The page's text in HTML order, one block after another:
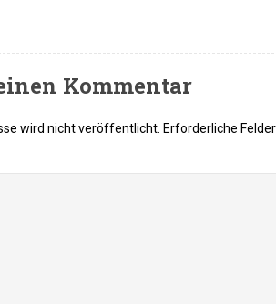
Kommentar
wird nicht veröffentlicht. Erforderliche